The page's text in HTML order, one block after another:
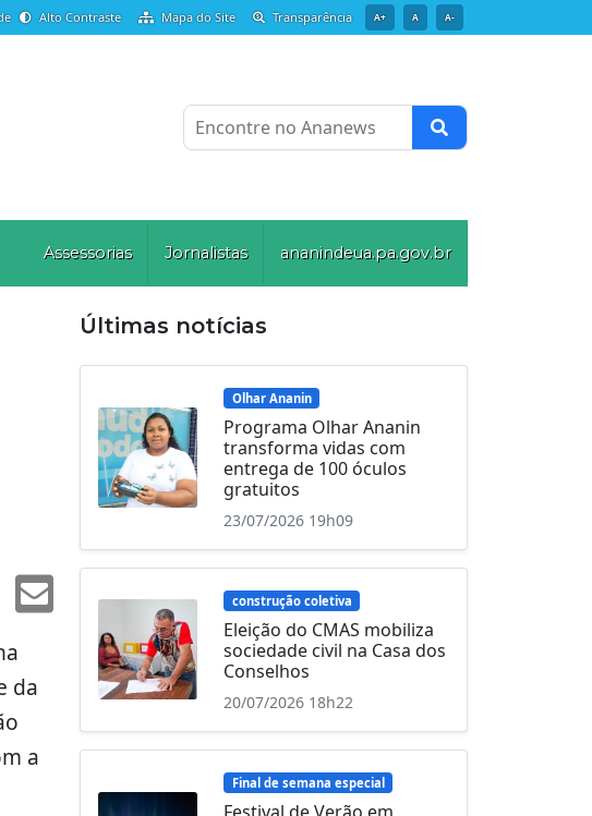
Alto Contraste Mapa do Site Transparência A+ A A-
Encontre no Ananews
Assessorias Jornalistas ananindeua.pa.gov.br
da
a
Últimas notícias
Olhar Ananin
Programa Olhar Ananin
transforma vidas com
entrega de 100 óculos
gratuitos
23/07/2026 19h09
construção coletiva
Eleição do CMAS mobiliza
sociedade civil na Casa dos
Conselhos
20/07/2026 18h22
Final de semana especial